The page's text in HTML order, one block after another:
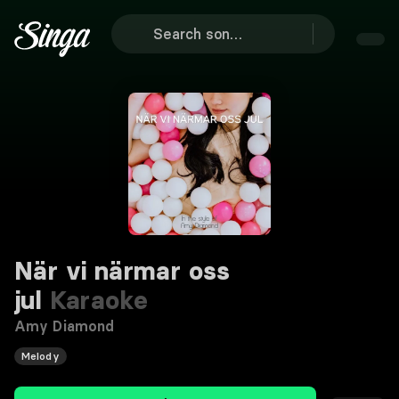
När vi närmar oss
jul Karaoke
Amy Diamond
Melody